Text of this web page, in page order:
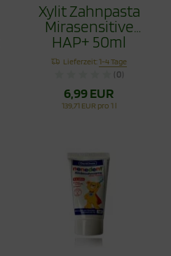
Xylit Zahnpasta
Mirasensitive
HAP+ 50ml
Lieferzeit:1-4 Tage
(0)
6,99 EUR
139,71 EUR pro 1 l